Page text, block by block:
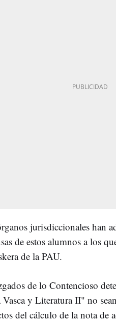
jurisdiccionales han
de estos alumnos a los
de la PAU.
de lo Contencioso
y Literatura II" no
del cálculo de la nota de